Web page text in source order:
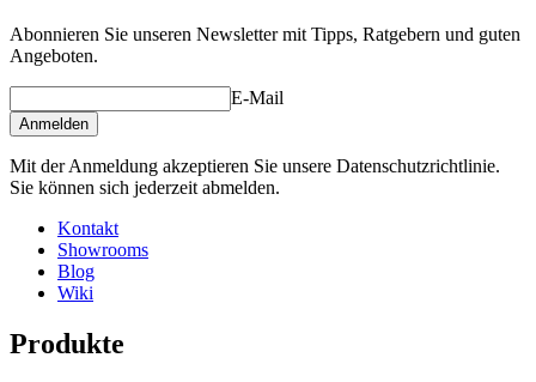
Abonnieren Sie unseren Newsletter mit Tipps, Ratgebern und guten
Angeboten.
E-Mail
Anmelden
Mit der Anmeldung akzeptieren Sie unsere Datenschutzrichtlinie.
Sie können sich jederzeit abmelden.
Kontakt
Showrooms
Blog
Wiki
Produkte